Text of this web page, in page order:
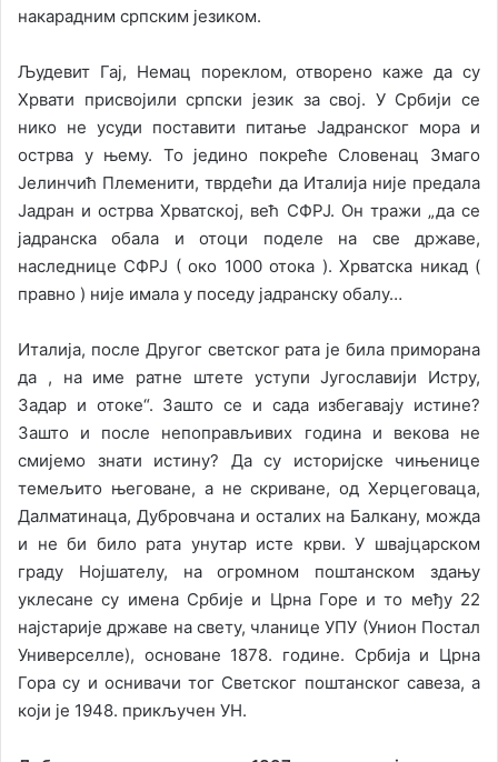
накарадним српским језиком.
Људевит Гај, Немац пореклом, отворено каже да су
Хрвати присвојили српски језик за свој. У Србији се
нико не усуди поставити питање Јадранског мора и
острва у њему. То једино покреће Словенац Змаго
Јелинчић Племенити, тврдећи да Италија није предала
Јадран и острва Хрватској, већ СФРЈ. Он тражи „да се
јадранска обала и отоци поделе на све државе,
наследнице СФРЈ ( око 1000 отока ). Хрватска никад (
правно ) није имала у поседу јадранску обалу…
Италија, после Другог светског рата је била приморана
да , на име ратне штете уступи Југославији Истру,
Задар и отоке“. Зашто се и сада избегавају истине?
Зашто и после непоправљивих година и векова не
смијемо знати истину? Да су историјске чињенице
темељито његоване, а не скриване, од Херцеговаца,
Далматинаца, Дубровчана и осталих на Балкану, можда
и не би било рата унутар исте крви. У швајцарском
граду Нојшателу, на огромном поштанском здању
уклесане су имена Србије и Црна Горе и то међу 22
најстарије државе на свету, чланице УПУ (Унион Постал
Универселле), основане 1878. године. Србија и Црна
Гора су и оснивачи тог Светског поштанског савеза, а
који је 1948. прикључен УН.